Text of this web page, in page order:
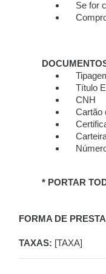
Se for
Título
CNH
Cartão
Carteira
Número
* PORTAR
FORMA DE
TAXAS: [TAXA]